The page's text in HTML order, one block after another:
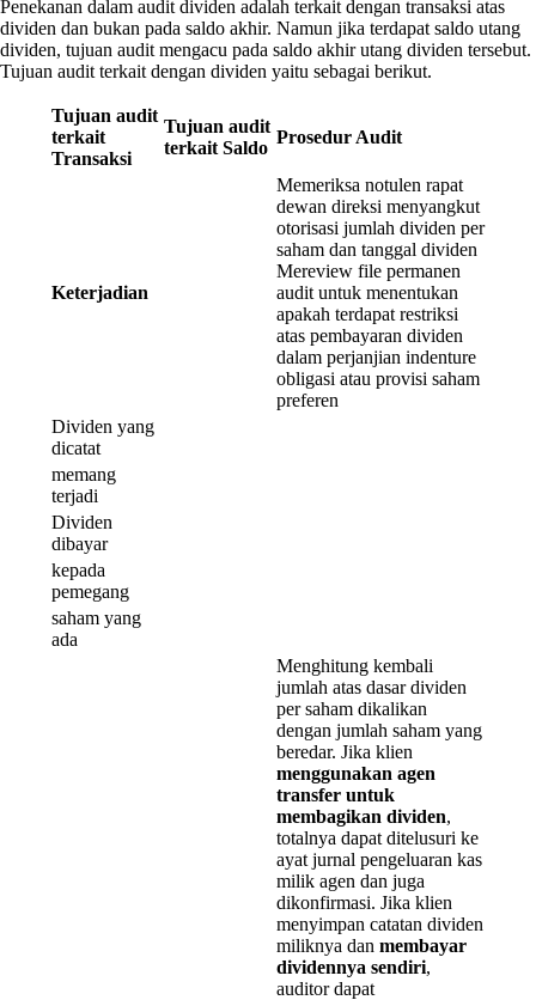
Penekanan dalam audit dividen adalah terkait dengan transaksi atas
dividen dan bukan pada saldo akhir. Namun jika terdapat saldo utang
dividen, tujuan audit mengacu pada saldo akhir utang dividen tersebut.
Tujuan audit terkait dengan dividen yaitu sebagai berikut.
Tujuan audit
terkait
Transaksi
Tujuan audit
terkait Saldo
Prosedur Audit
Keterjadian
Memeriksa notulen rapat
dewan direksi menyangkut
otorisasi jumlah dividen per
saham dan tanggal dividen
Mereview file permanen
audit untuk menentukan
apakah terdapat restriksi
atas pembayaran dividen
dalam perjanjian indenture
obligasi atau provisi saham
preferen
Dividen yang
dicatat
memang
terjadi
Dividen
dibayar
kepada
pemegang
saham yang
ada
Menghitung kembali
jumlah atas dasar dividen
per saham dikalikan
dengan jumlah saham yang
beredar. Jika klien
menggunakan agen
transfer untuk
membagikan dividen,
totalnya dapat ditelusuri ke
ayat jurnal pengeluaran kas
milik agen dan juga
dikonfirmasi. Jika klien
menyimpan catatan dividen
miliknya dan membayar
dividennya sendiri,
auditor dapat